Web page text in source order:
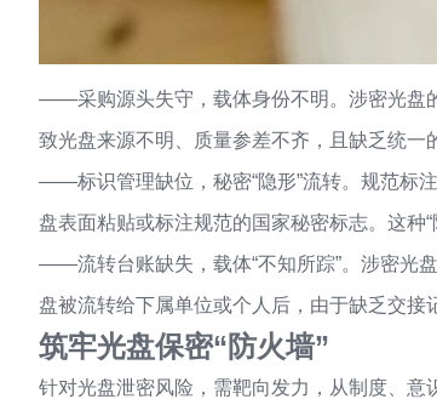
——采购源头失守，载体身份不明。涉密光盘
致光盘来源不明、质量参差不齐，且缺乏统一
——标识管理缺位，秘密“隐形”流转。规范标
盘表面粘贴或标注规范的国家秘密标志。这种
——流转台账缺失，载体“不知所踪”。涉密光
盘被流转给下属单位或个人后，由于缺乏交接
筑牢光盘保密“防火墙”
针对光盘泄密风险，需靶向发力，从制度、意